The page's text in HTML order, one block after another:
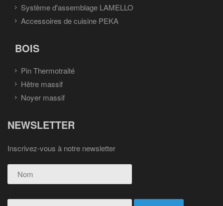
Système d'assemblage LAMELLO
Accessoires de cuisine PEKA
BOIS
Pin Thermotraité
Hêtre massif
Noyer massif
NEWSLETTER
Inscrivez-vous à notre newsletter